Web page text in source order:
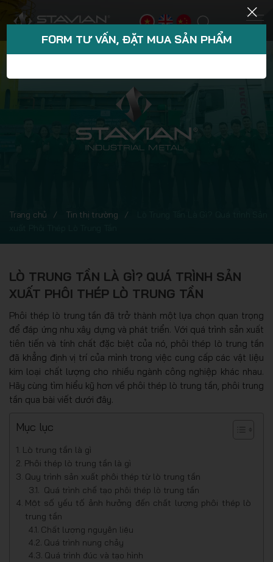
Trang chủ Tin thị trường
LÒ TRUNG TẦN LÀ GÌ? QUÁ TRÌNH SẢN
XUẤT PHÔI THÉP LÒ TRUNG TẦN
Phôi thép lò trung tần đã trở thành một lựa chọn quan trọng
để đáp ứng nhu xây dựng và phát triển. Với quá trình sản xuất
tiên tiến và tính chất đặc biệt của nó, phôi thép lò trung tần
đã khẳng định vị trí của mình trong việc cung cấp các vật liệu
kim loại chất lượng cho nhiều ngành công nghiệp khác nhau.
Hãy cùng tìm hiểu kỹ hơn về phôi thép lò trung tần, phôi trung
tần qua bài viết dưới đây.
Mục lục
Lò trung tần là gì
Phôi thép lò trung tần là gì
Quy trình sản xuất phôi thép từ lò trung tần
Quá trình chế tạo phôi thép lò trung tần
Một số yếu tố ảnh hưởng đến chất lượng phôi thép lò
trung tần
Chất lượng nguyên liệu
Quá trình nung chảy
Quá trình đúc và tạo hình
FORM TƯ VẤN, ĐẶT MUA SẢN PHẨM